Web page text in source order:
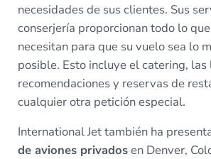
necesidades de sus clientes. Sus
conserjería proporcionan todo lo
necesitan para que su vuelo sea lo
posible. Esto incluye el catering, las
recomendaciones y reservas de
cualquier otra petición especial.
International Jet también ha
de aviones privadosen Denver,